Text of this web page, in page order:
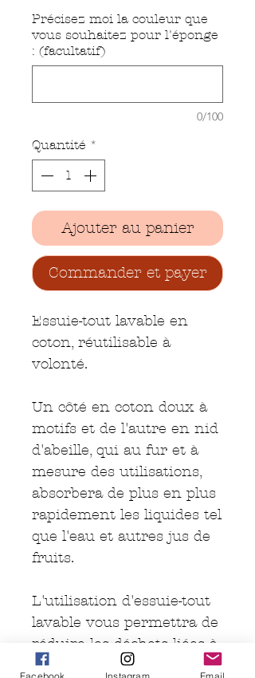
Précisez moi la couleur que
vous souhaitez pour l'éponge
: (facultatif)
0/100
Quantité *
Ajouter au panier
Commander et payer
Essuie-tout lavable en
coton, réutilisable à
volonté.
Un côté en coton doux à
motifs et de l'autre en nid
d'abeille, qui au fur et à
mesure des utilisations,
absorbera de plus en plus
rapidement les liquides tel
que l'eau et autres jus de
fruits.
L'utilisation d'essuie-tout
lavable vous permettra de
réduire les déchets liées à
l'utilisation d'essuie-tout
Facebook Instagram Email